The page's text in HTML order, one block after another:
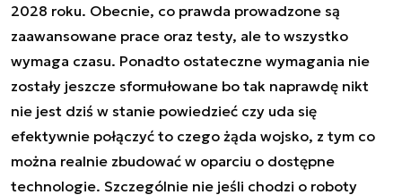
2028 roku. Obecnie, co prawda prowadzone są
zaawansowane prace oraz testy, ale to wszystko
wymaga czasu. Ponadto ostateczne wymagania nie
zostały jeszcze sformułowane bo tak naprawdę nikt
nie jest dziś w stanie powiedzieć czy uda się
efektywnie połączyć to czego żąda wojsko, z tym co
można realnie zbudować w oparciu o dostępne
technologie. Szczególnie nie jeśli chodzi o roboty